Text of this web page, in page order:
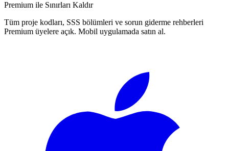
Premium ile Sınırları Kaldır
Tüm proje kodları, SSS bölümleri ve sorun giderme rehberleri
Premium üyelere açık. Mobil uygulamada satın al.